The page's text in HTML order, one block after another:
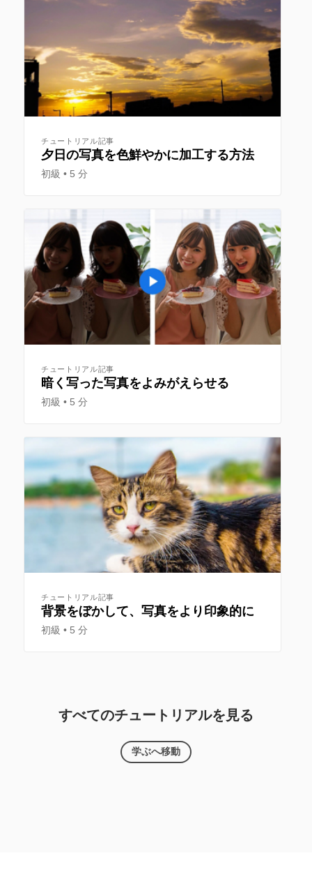
チュートリアル記事
夕日の写真を色鮮やかに加工する方法
初級 5 分
チュートリアル記事
暗く写った写真をよみがえらせる
初級 5 分
チュートリアル記事
背景をぼかして、写真をより印象的に
初級 5 分
すべてのチュートリアルを見る
学ぶへ移動